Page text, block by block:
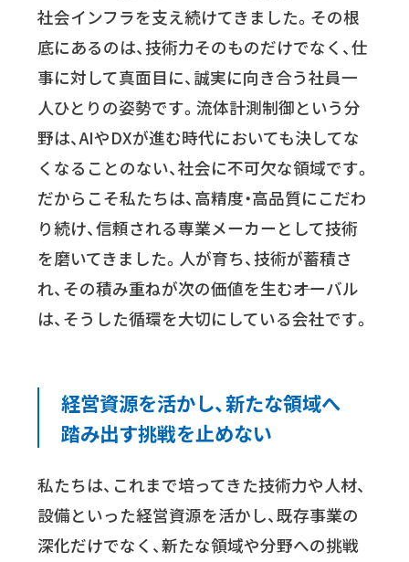
社会インフラを支え続けてきました。その根
底にあるのは、技術力そのものだけでなく、仕
事に対して真面目に、誠実に向き合う社員一
人ひとりの姿勢です。流体計測制御という分
野は、AIやDXが進む時代においても決してな
くなることのない、社会に不可欠な領域です。
だからこそ私たちは、高精度・高品質にこだわ
り続け、信頼される専業メーカーとして技術
を磨いてきました。人が育ち、技術が蓄積さ
れ、その積み重ねが次の価値を生む――オーバル
は、そうした循環を大切にしている会社です。
経営資源を活かし、新たな領域へ
踏み出す挑戦を止めない
私たちは、これまで培ってきた技術力や人材、
設備といった経営資源を活かし、既存事業の
深化だけでなく、新たな領域や分野への挑戦